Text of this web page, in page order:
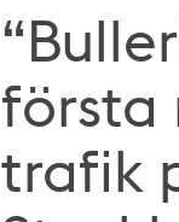
första
trafik